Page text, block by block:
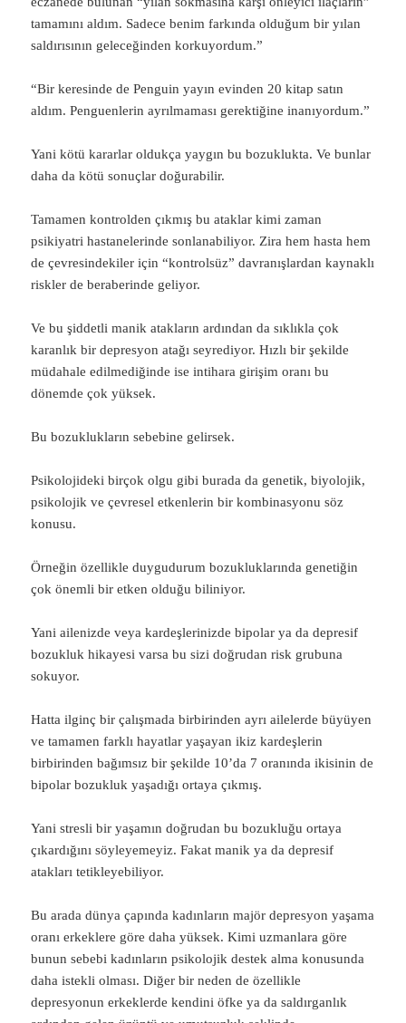
tamamını aldım. Sadece benim farkında olduğum bir yılan
saldırısının geleceğinden korkuyordum.”
“Bir keresinde de Penguin yayın evinden 20 kitap satın
aldım. Penguenlerin ayrılmaması gerektiğine inanıyordum.”
Yani kötü kararlar oldukça yaygın bu bozuklukta. Ve bunlar
daha da kötü sonuçlar doğurabilir.
Tamamen kontrolden çıkmış bu ataklar kimi zaman
psikiyatri hastanelerinde sonlanabiliyor. Zira hem hasta hem
de çevresindekiler için “kontrolsüz” davranışlardan kaynaklı
riskler de beraberinde geliyor.
Ve bu şiddetli manik atakların ardından da sıklıkla çok
karanlık bir depresyon atağı seyrediyor. Hızlı bir şekilde
müdahale edilmediğinde ise intihara girişim oranı bu
dönemde çok yüksek.
Bu bozuklukların sebebine gelirsek.
Psikolojideki birçok olgu gibi burada da genetik, biyolojik,
psikolojik ve çevresel etkenlerin bir kombinasyonu söz
konusu.
Örneğin özellikle duygudurum bozukluklarında genetiğin
çok önemli bir etken olduğu biliniyor.
Yani ailenizde veya kardeşlerinizde bipolar ya da depresif
bozukluk hikayesi varsa bu sizi doğrudan risk grubuna
sokuyor.
Hatta ilginç bir çalışmada birbirinden ayrı ailelerde büyüyen
ve tamamen farklı hayatlar yaşayan ikiz kardeşlerin
birbirinden bağımsız bir şekilde 10’da 7 oranında ikisinin de
bipolar bozukluk yaşadığı ortaya çıkmış.
Yani stresli bir yaşamın doğrudan bu bozukluğu ortaya
çıkardığını söyleyemeyiz. Fakat manik ya da depresif
atakları tetikleyebiliyor.
Bu arada dünya çapında kadınların majör depresyon yaşama
oranı erkeklere göre daha yüksek. Kimi uzmanlara göre
bunun sebebi kadınların psikolojik destek alma konusunda
daha istekli olması. Diğer bir neden de özellikle
depresyonun erkeklerde kendini öfke ya da saldırganlık